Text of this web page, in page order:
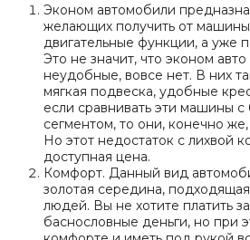
Эконом автомобили
желающих получить от
двигательные функции, а уже
Это не значит, что эконом
неудобные, вовсе нет. В них
мягкая подвеска, удобные
если сравнивать эти машины
сегментом, то они, конечно
Но этот недостаток с лихвой
доступная цена.
Комфорт. Данный вид
золотая середина,
людей. Вы не хотите платить
баснословные деньги, но при